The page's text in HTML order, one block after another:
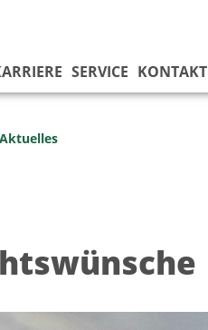
SERVICE KONTAKT
Aktuelles